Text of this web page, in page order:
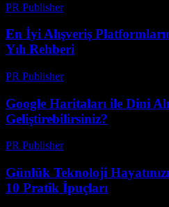
PR Publisher-
En İyi Alışveriş
Yılı Rehberi
PR Publisher-
Google Haritaları ile Dini
Geliştirebilirsiniz?
PR Publisher-
Günlük Teknoloji
10 Pratik İpuçları